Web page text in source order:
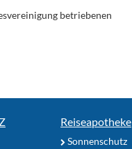
betriebenen
Reiseapotheke
Sonnenschutz